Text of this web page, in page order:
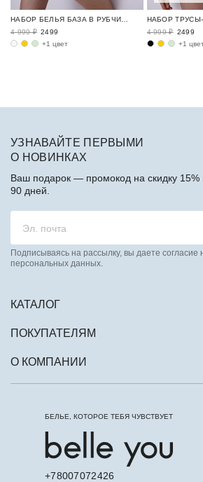
4 999 ₽ 2499
+1 цвет
4 999 ₽ 2499
+1
КАТАЛОГ
ПОКУПАТЕЛЯМ
О КОМПАНИИ
УЗНАВАЙТЕ ПЕРВЫМИ
О НОВИНКАХ
Ваш подарок — промокод на скидку 15%
90 дней.
Подписываясь на рассылку, вы даете согласие
персональных данных.
БЕЛЬЕ, КОТОРОЕ ТЕБЯ ЧУВСТВУЕТ
+78007072426